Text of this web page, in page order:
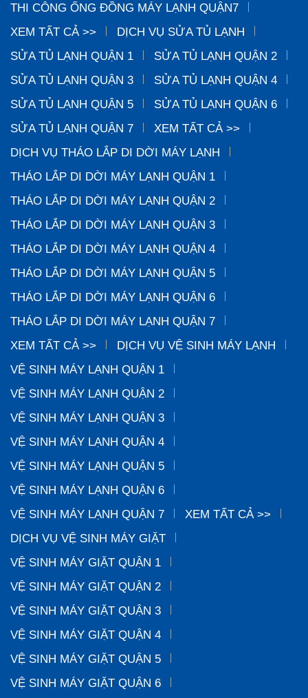
THI CÔNG ỐNG ĐỒNG MÁY LẠNH QUẬN7
XEM TẤT CẢ >>
DỊCH VỤ SỬA TỦ LẠNH
SỬA TỦ LẠNH QUẬN 1
SỬA TỦ LẠNH QUẬN 2
SỬA TỦ LẠNH QUẬN 3
SỬA TỦ LẠNH QUẬN 4
SỬA TỦ LẠNH QUẬN 5
SỬA TỦ LẠNH QUẬN 6
SỬA TỦ LẠNH QUẬN 7
XEM TẤT CẢ >>
DỊCH VỤ THÁO LẮP DI DỜI MÁY LẠNH
THÁO LẮP DI DỜI MÁY LẠNH QUẬN 1
THÁO LẮP DI DỜI MÁY LẠNH QUẬN 2
THÁO LẮP DI DỜI MÁY LẠNH QUẬN 3
THÁO LẮP DI DỜI MÁY LẠNH QUẬN 4
THÁO LẮP DI DỜI MÁY LẠNH QUẬN 5
THÁO LẮP DI DỜI MÁY LẠNH QUẬN 6
THÁO LẮP DI DỜI MÁY LẠNH QUẬN 7
XEM TẤT CẢ >>
DỊCH VỤ VỆ SINH MÁY LẠNH
VỆ SINH MÁY LẠNH QUẬN 1
VỆ SINH MÁY LẠNH QUẬN 2
VỆ SINH MÁY LẠNH QUẬN 3
VỆ SINH MÁY LẠNH QUẬN 4
VỆ SINH MÁY LẠNH QUẬN 5
VỆ SINH MÁY LẠNH QUẬN 6
VỆ SINH MÁY LẠNH QUẬN 7
XEM TẤT CẢ >>
DỊCH VỤ VỆ SINH MÁY GIẶT
VỆ SINH MÁY GIẶT QUẬN 1
VỆ SINH MÁY GIẶT QUẬN 2
VỆ SINH MÁY GIẶT QUẬN 3
VỆ SINH MÁY GIẶT QUẬN 4
VỆ SINH MÁY GIẶT QUẬN 5
VỆ SINH MÁY GIẶT QUẬN 6